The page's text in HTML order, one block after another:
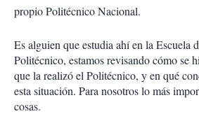
propio Politécnico Nacional.
Es alguien que estudia ahí en la Escuela
Politécnico, estamos revisando cómo se
que la realizó el Politécnico, y en qué
esta situación. Para nosotros lo más
cosas.